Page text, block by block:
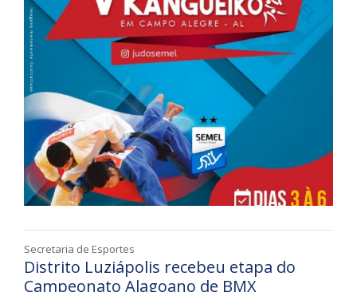
Secretaria de Esportes
Distrito Luziápolis recebeu etapa do
Campeonato Alagoano de BMX